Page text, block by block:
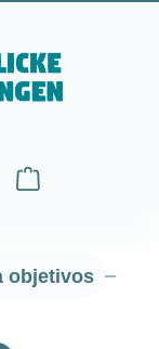
El carrito de
objetivos